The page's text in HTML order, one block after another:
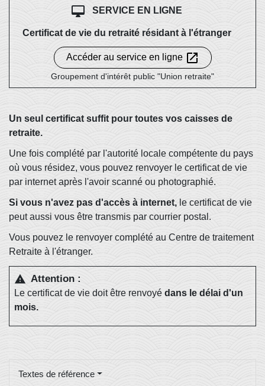
desktop_mac SERVICE EN LIGNE
Certificat de vie du retraité résidant à l'étranger
Accéder au service en ligne open_in_new
Groupement d'intérêt public "Union retraite"
Un seul certificat suffit pour toutes vos caisses de
retraite.
Une fois complété par l'autorité locale compétente du pays
où vous résidez, vous pouvez renvoyer le certificat de vie
par internet après l'avoir scanné ou photographié.
Si vous n'avez pas d'accès à internet, le certificat de vie
peut aussi vous être transmis par courrier postal.
Vous pouvez le renvoyer complété au Centre de traitement
Retraite à l'étranger.
warning Attention :
Le certificat de vie doit être renvoyé dans le délai d'un
mois.
Textes de référence